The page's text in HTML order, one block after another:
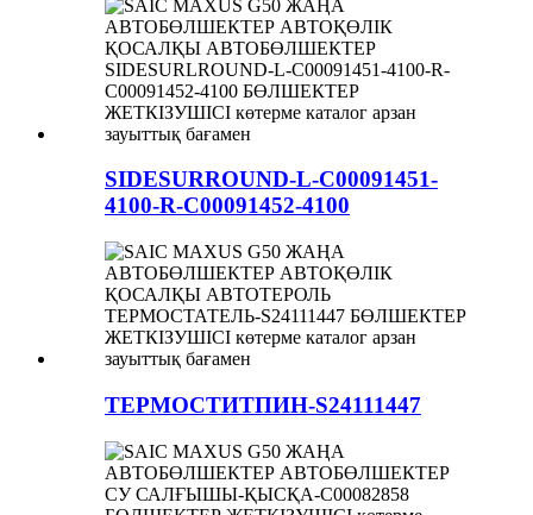
SIDESURROUND-L-C00091451-
4100-R-C00091452-4100
ТЕРМОСТИТПИН-S24111447